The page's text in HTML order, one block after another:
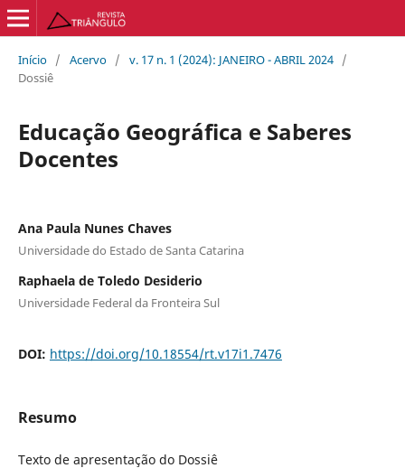
Início / Acervo / v. 17 n. 1 (2024): JANEIRO - ABRIL 2024 /
Dossiê
Educação Geográfica e Saberes
Docentes
Ana Paula Nunes Chaves
Universidade do Estado de Santa Catarina
Raphaela de Toledo Desiderio
Universidade Federal da Fronteira Sul
DOI: https://doi.org/10.18554/rt.v17i1.7476
Resumo
Texto de apresentação do Dossiê